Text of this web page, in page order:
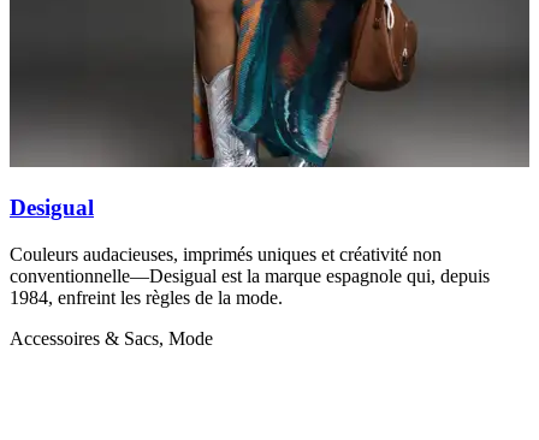
Desigual
Couleurs audacieuses, imprimés uniques et créativité non
conventionnelle—Desigual est la marque espagnole qui, depuis
1984, enfreint les règles de la mode.
Accessoires & Sacs, Mode